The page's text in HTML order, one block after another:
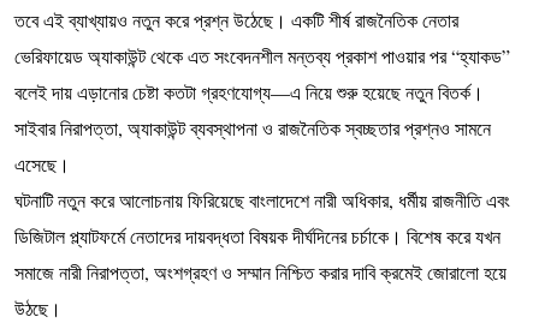
তবে এই ব্যাখ্যায়ও নতুন করে প্রশ্ন উঠেছে। একটি শীর্ষ রাজনৈতিক নেতার
ভেরিফায়েড অ্যাকাউন্ট থেকে এত সংবেদনশীল মন্তব্য প্রকাশ পাওয়ার পর “হ্যাকড”
বলেই দায় এড়ানোর চেষ্টা কতটা গ্রহণযোগ্য—এ নিয়ে শুরু হয়েছে নতুন বিতর্ক।
সাইবার নিরাপত্তা, অ্যাকাউন্ট ব্যবস্থাপনা ও রাজনৈতিক স্বচ্ছতার প্রশ্নও সামনে
এসেছে।
ঘটনাটি নতুন করে আলোচনায় ফিরিয়েছে বাংলাদেশে নারী অধিকার, ধর্মীয় রাজনীতি এবং
ডিজিটাল প্ল্যাটফর্মে নেতাদের দায়বদ্ধতা বিষয়ক দীর্ঘদিনের চর্চাকে। বিশেষ করে যখন
সমাজে নারী নিরাপত্তা, অংশগ্রহণ ও সম্মান নিশ্চিত করার দাবি ক্রমেই জোরালো হয়ে
উঠছে।